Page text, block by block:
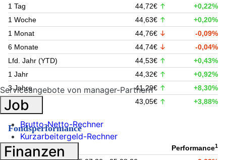
1 Tag
44,72€
+0,22%
1 Woche
44,63€
+0,20%
1 Monat
44,76€
-0,09%
6 Monate
44,74€
-0,04%
Lfd. Jahr (YTD)
44,53€
+0,43%
1 Jahr
44,32€
+0,92%
3 Jahre
41,29€
+8,30%
5 Jahre
43,05€ +3,88%
Fondsperformance
Zeitraum Performance1
Serviceangebote von manager-Partnern
Job
Brutto-Netto-Rechner
Kurzarbeitergeld-Rechner
Finanzen